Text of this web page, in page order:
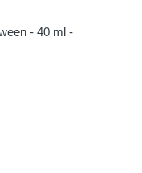
- 40 ml -